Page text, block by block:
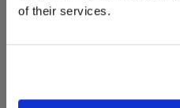
of their services.
Kambi’s